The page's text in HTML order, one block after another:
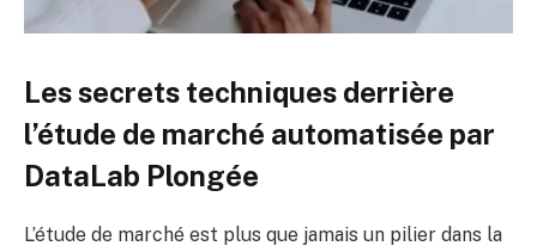
Les secrets techniques derrière
l’étude de marché automatisée par
DataLab Plongée
L’étude de marché est plus que jamais un pilier dans la